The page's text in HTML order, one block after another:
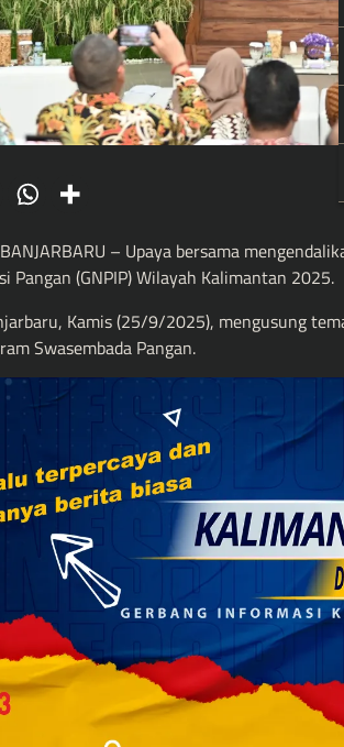
BANJARBARU – Upaya bersama
Pangan (GNPIP) Wilayah Kalimantan 2025.
Kamis (25/9/2025), mengusung
Swasembada Pangan.